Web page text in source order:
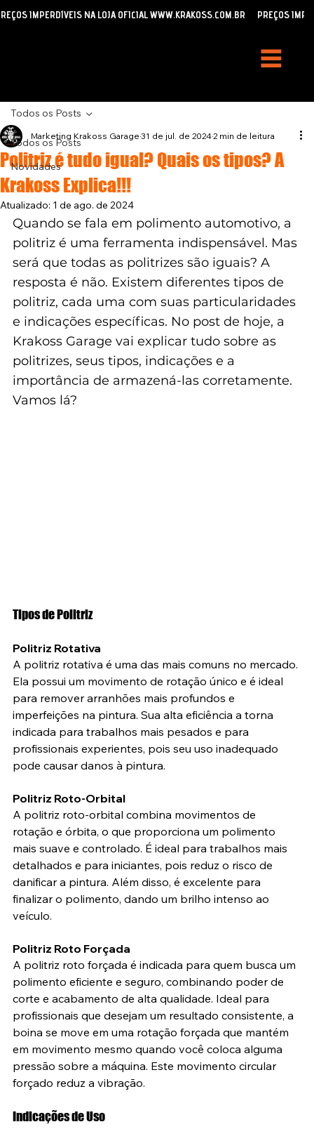
IMPERDÍVEIS NA LOJA OFICIAL WWW.KRAKOSS.COM.BR
Todos os Posts
Novidades
Todos os Posts
Politriz é tudo igual? Quais os tipos? A
Krakoss Explica!!!
Marketing Krakoss Garage 31 de jul. de 20242 min de leitura
Atualizado: 1 de ago. de 2024
Quando se fala em polimento automotivo, a
politriz é uma ferramenta indispensável. Mas
será que todas as politrizes são iguais? A
resposta é não. Existem diferentes tipos de
politriz, cada uma com suas particularidades
e indicações específicas. No post de hoje, a
Krakoss Garage vai explicar tudo sobre as
politrizes, seus tipos, indicações e a
importância de armazená-las corretamente.
Vamos lá?
Tipos de Politriz
Politriz Rotativa
A politriz rotativa é uma das mais comuns no mercado.
Ela possui um movimento de rotação único e é ideal
para remover arranhões mais profundos e
imperfeições na pintura. Sua alta eficiência a torna
indicada para trabalhos mais pesados e para
profissionais experientes, pois seu uso inadequado
pode causar danos à pintura.
Politriz Roto-Orbital
A politriz roto-orbital combina movimentos de
rotação e órbita, o que proporciona um polimento
mais suave e controlado. É ideal para trabalhos mais
detalhados e para iniciantes, pois reduz o risco de
danificar a pintura. Além disso, é excelente para
finalizar o polimento, dando um brilho intenso ao
veículo.
Politriz Roto Forçada
A politriz roto forçada é indicada para quem busca um
polimento eficiente e seguro, combinando poder de
corte e acabamento de alta qualidade. Ideal para
profissionais que desejam um resultado consistente, a
boina se move em uma rotação forçada que mantém
em movimento mesmo quando você coloca alguma
pressão sobre a máquina. Este movimento circular
forçado reduz a vibração.
Indicações de Uso